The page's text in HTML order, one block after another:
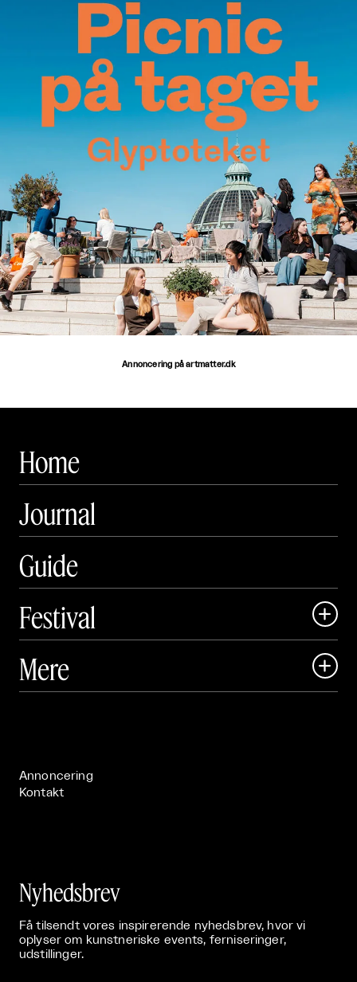
Annoncering på artmatter.dk
Home
Journal
Guide
Festival

 Art Matter Festival
Mere 
Annoncering
Kontakt
Nyhedsbrev
Få tilsendt vores inspirerende nyhedsbrev, hvor vi
oplyser om kunstneriske events, ferniseringer,
udstillinger.